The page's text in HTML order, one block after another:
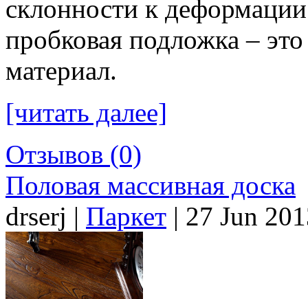
склонности к
пробковая подложка –
материал.
[читать далее]
Отзывов (0)
Половая массивная доска
drserj | Паркет | 27 Jun